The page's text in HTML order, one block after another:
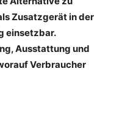
Zusatzgerät in der
einsetzbar.
Ausstattung und
Verbraucher